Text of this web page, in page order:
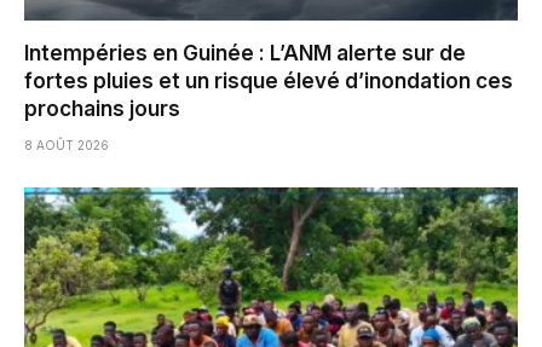
Intempéries en Guinée : L’ANM alerte sur de
fortes pluies et un risque élevé d’inondation ces
prochains jours
8 AOÛT 2026